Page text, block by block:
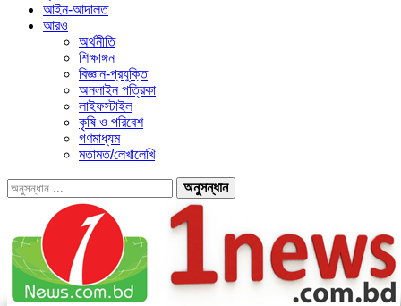
আইন-আদালত
আরও
অর্থনীতি
শিক্ষাঙ্গন
বিজ্ঞান-প্রযুক্তি
অনলাইন পত্রিকা
লাইফস্টাইল
কৃষি ও পরিবেশ
গণমাধ্যম
মতামত/লেখালেখি